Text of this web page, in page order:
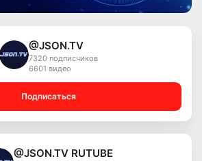
@JSON.TV
7320 подписчиков
6601 видео
Подписаться
@JSON.TV RUTUBE